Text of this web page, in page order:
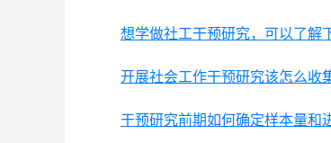
想学做社工干预研究，可以了解
开展社会工作干预研究该怎么收
干预研究前期如何确定样本量和